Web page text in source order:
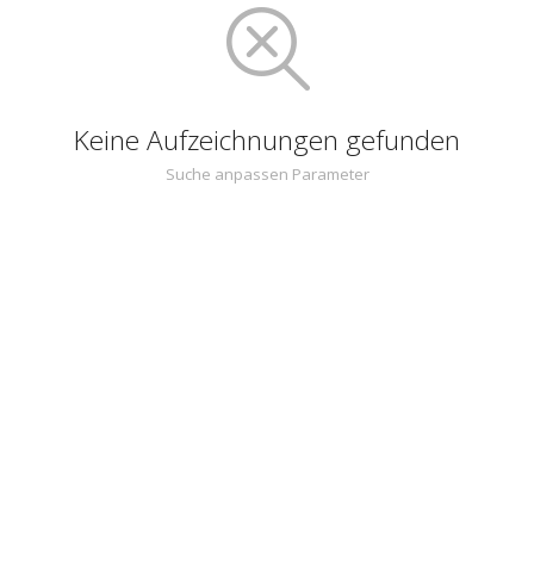
Keine Aufzeichnungen gefunden
Suche anpassen Parameter